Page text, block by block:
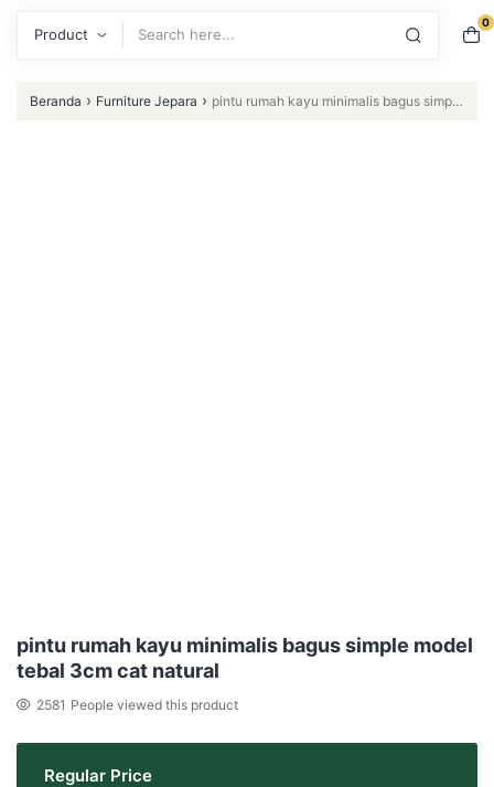
0
Beranda › Furniture Jepara › pintu rumah kayu minimalis bagus simple
pintu rumah kayu minimalis bagus simple model
tebal 3cm cat natural
2581 People viewed this product
Regular Price